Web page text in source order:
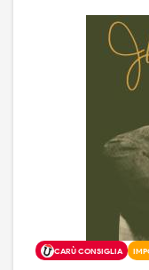
CARÙ CONSIGLIA